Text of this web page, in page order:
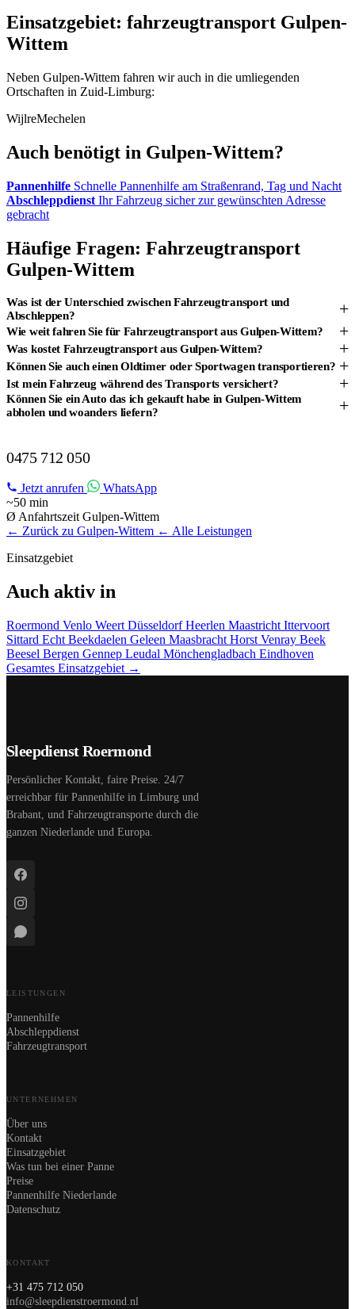
Einsatzgebiet: fahrzeugtransport Gulpen-
Wittem
Neben Gulpen-Wittem fahren wir auch in die umliegenden
Ortschaften in Zuid-Limburg:
WijlreMechelen
Auch benötigt in Gulpen-Wittem?
Pannenhilfe Schnelle Pannenhilfe am Straßenrand, Tag und Nacht
Abschleppdienst Ihr Fahrzeug sicher zur gewünschten Adresse
gebracht
Häufige Fragen: Fahrzeugtransport
Gulpen-Wittem
Was ist der Unterschied zwischen Fahrzeugtransport und
Abschleppen?
+
Wie weit fahren Sie für Fahrzeugtransport aus Gulpen-Wittem? +
Was kostet Fahrzeugtransport aus Gulpen-Wittem? +
Können Sie auch einen Oldtimer oder Sportwagen transportieren? +
Ist mein Fahrzeug während des Transports versichert? +
Können Sie ein Auto das ich gekauft habe in Gulpen-Wittem
abholen und woanders liefern?
+
0475 712 050
Jetzt anrufen
WhatsApp
~50 min
Ø Anfahrtszeit Gulpen-Wittem
← Zurück zu Gulpen-Wittem ← Alle Leistungen
Einsatzgebiet
Auch aktiv in
Roermond Venlo Weert DüsseldorfHeerlen Maastricht Ittervoort
Sittard Echt Beekdaelen Geleen Maasbracht Horst Venray Beek
Beesel Bergen Gennep Leudal Mönchengladbach Eindhoven
Gesamtes Einsatzgebiet →
Sleepdienst Roermond
Persönlicher Kontakt, faire Preise. 24/7
erreichbar für Pannenhilfe in Limburg und
Brabant, und Fahrzeugtransporte durch die
ganzen Niederlande und Europa.
LEISTUNGEN
Pannenhilfe
Abschleppdienst
Fahrzeugtransport
UNTERNEHMEN
Über uns
Kontakt
Einsatzgebiet
Was tun bei einer Panne
Preise
Pannenhilfe Niederlande
Datenschutz
KONTAKT
+31 475 712 050
info@sleepdienstroermond.nl